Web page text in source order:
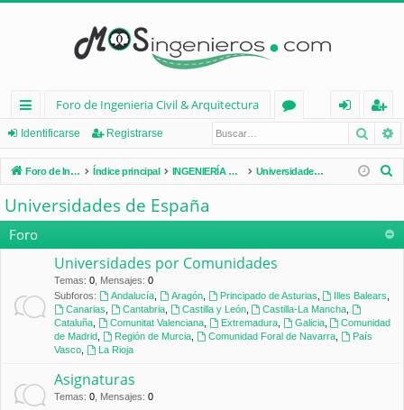
nl
ac
es
rá
pi
os
Foro de Ingenieria Civil & Arquitectura
os
nt
ifi
eg
ist
ra
Identificarse Registrarse
Foro de Ingenieria Civil & Arquitectura Índice principal INGENIERÍA CIVIL (España) Universidades de España
a
Universidades de España
Foro
Universidades por Comunidades
Temas: 0 Mensajes: 0
Subforos:
Andalucía, Aragón, Principado de Asturias Illes Balears
Canarias
Cantabria, Castilla y León, Castilla-La Mancha
Cataluña
Comunitat Valenciana, Extremadura, Galicia,
Comunidad
de Madrid
Región de Murcia, Comunidad Foral de Navarra,
País
Vasco
La Rioja
Asignaturas
Temas: 0 Mensajes: 0